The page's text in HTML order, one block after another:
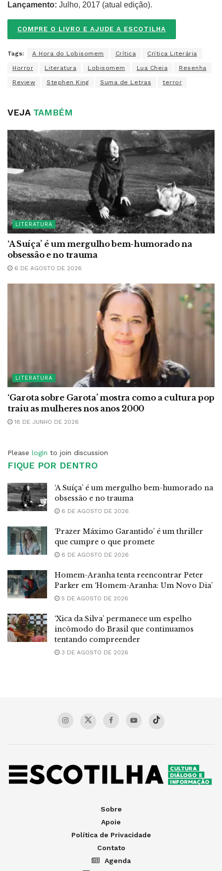
Lançamento: Julho, 2017 (atual edição).
COMPRE O LIVRO E AJUDE A ESCOTILHA
Tags: A Hora do Lobisomem Crítica Crítica Literária
Horror Literatura Lobisomem Lua Cheia Resenha
Review Stephen King Suma de Letras terror
VEJATAMBÉM
LITERATURA
‘A Suíça’ é um mergulho bem-humorado na
obsessão e no trauma
6 DE AGOSTO DE 2026
LITERATURA
‘Garota sobre Garota’ mostra como a cultura pop
traiu as mulheres nos anos 2000
18 DE JUNHO DE 2026
Please login to join discussion
FIQUE POR DENTRO
‘A Suíça’ é um mergulho bem-humorado na
obsessão e no trauma
6 DE AGOSTO DE 2026
‘Prazer Máximo Garantido’ é um thriller
que cumpre o que promete
6 DE AGOSTO DE 2026
Homem-Aranha tenta reencontrar Peter
Parker em ‘Homem-Aranha: Um Novo Dia’
5 DE AGOSTO DE 2026
‘Xica da Silva’ permanece um espelho
incômodo do Brasil que continuamos
tentando compreender
3 DE AGOSTO DE 2026
Sobre
Apoie
Política de Privacidade
Contato
Agenda